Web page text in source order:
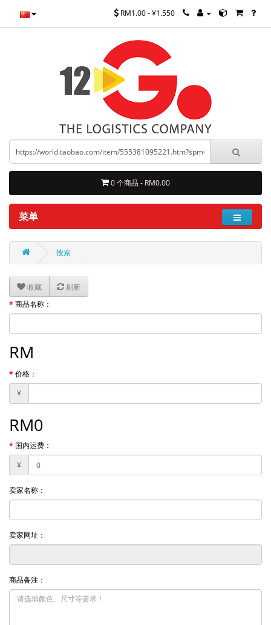
RM1.00 - ¥1.550
0 个商品 - RM0.00
菜单
搜索
收藏
刷新
商品名称：
RM
价格：
¥
RM0
国内运费：
¥
卖家名称：
卖家网址：
商品备注：